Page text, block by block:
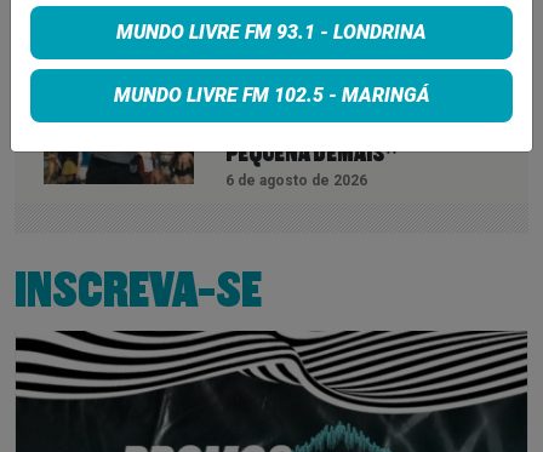
6 de agosto de 2026
QUEENS OF THE STONE AGE CRIA
LINHA TELEFÔNICA PARA OUVIR
RECLAMAÇÕES DOS FÃS; BANDA
DIZ QUE “NENHUMA LAMÚRIA É
PEQUENA DEMAIS”
6 de agosto de 2026
INSCREVA-SE
MUNDO LIVRE FM 93.1 - LONDRINA
MUNDO LIVRE FM 102.5 - MARINGÁ